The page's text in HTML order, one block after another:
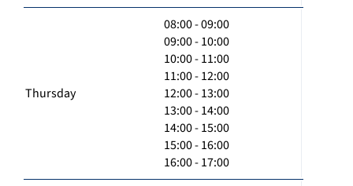
Thursday
08:00 - 09:00
09:00 - 10:00
10:00 - 11:00
11:00 - 12:00
12:00 - 13:00
13:00 - 14:00
14:00 - 15:00
15:00 - 16:00
16:00 - 17:00